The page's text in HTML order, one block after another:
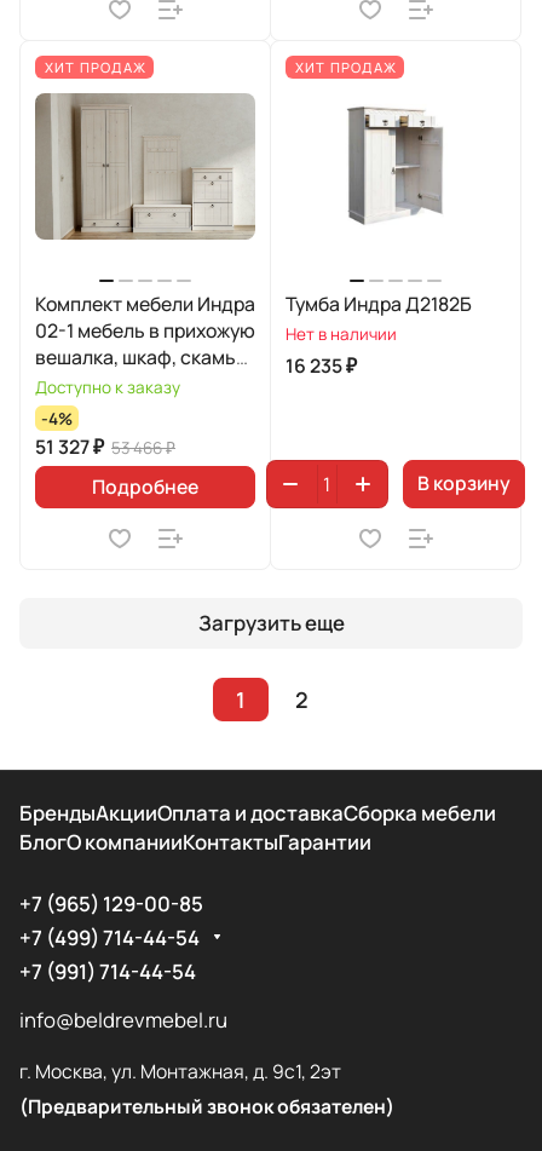
ХИТ ПРОДАЖ
Комплект мебели Индра
02-1 мебель в прихожую
вешалка, шкаф, скамья,
обувница 21
Доступно к заказу
-4%
51 327 ₽ 53 466 ₽
Подробнее
ХИТ ПРОДАЖ
Тумба Индра Д2182Б
Нет в наличии
16 235 ₽
В корзину
Загрузить еще
1 2
БрендыАкцииОплата и доставкаСборка мебели
БлогО компанииКонтактыГарантии
+7 (965) 129-00-85
+7 (499) 714-44-54
+7 (991) 714-44-54
info@beldrevmebel.ru
г. Москва, ул. Монтажная, д. 9с1, 2эт
(Предварительный звонок обязателен)